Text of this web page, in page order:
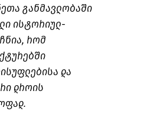
განმავლობაში
ისტორიულ-
რომ
და
დროის